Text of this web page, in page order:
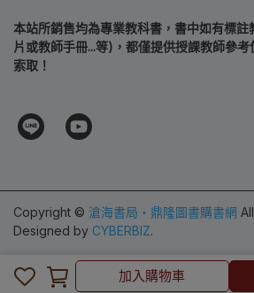
加入購物車
本站所銷售均為專業教科書，書中如有標
片或教師手冊...等)，都僅提供授課教師參
索取！
Copyright © 滄海書局‧鼎隆圖書購書網
Designed by CYBERBIZ.